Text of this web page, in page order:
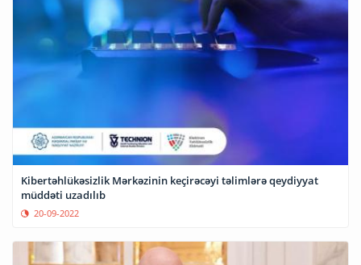
Kibertəhlükəsizlik Mərkəzinin keçirəcəyi təlimlərə qeydiyyat
müddəti uzadılıb
20-09-2022